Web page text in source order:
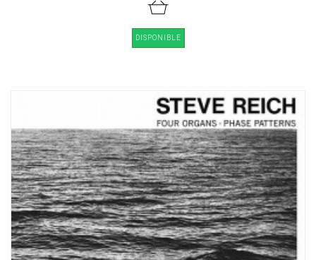
DISPONIBLE